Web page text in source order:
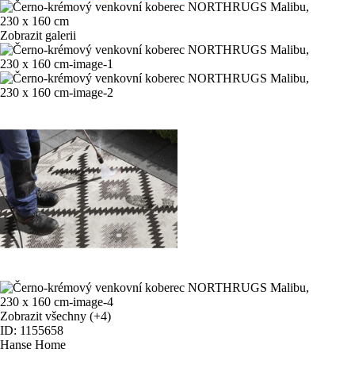
Zobrazit galerii
Zobrazit všechny (+4)
ID: 1155658
Hanse Home